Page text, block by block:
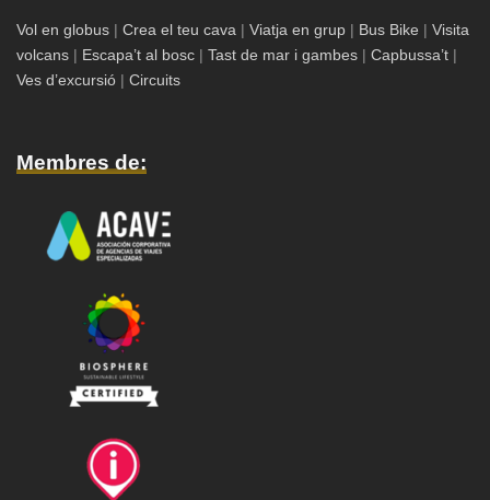
Vol en globus | Crea el teu cava | Viatja en grup | Bus Bike | Visita
volcans | Escapa’t al bosc | Tast de mar i gambes | Capbussa’t |
Ves d’excursió | Circuits
Membres de: